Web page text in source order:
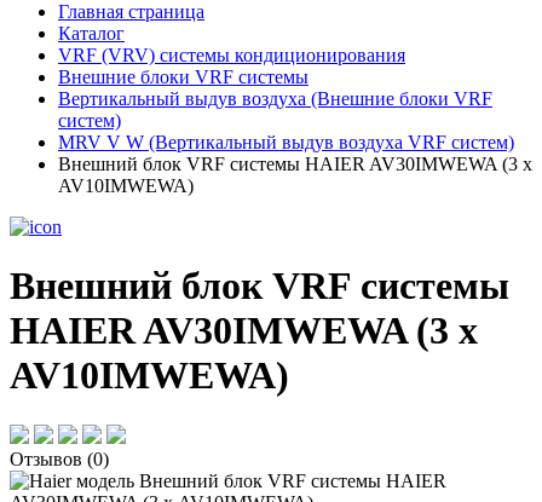
Главная страница
Каталог
VRF (VRV) системы кондиционирования
Внешние блоки VRF системы
Вертикальный выдув воздуха (Внешние блоки VRF
систем)
MRV V W (Вертикальный выдув воздуха VRF систем)
Внешний блок VRF системы HAIER AV30IMWEWA (3 х
AV10IMWEWA)
Внешний блок VRF системы
HAIER AV30IMWEWA (3 х
AV10IMWEWA)
Отзывов (0)